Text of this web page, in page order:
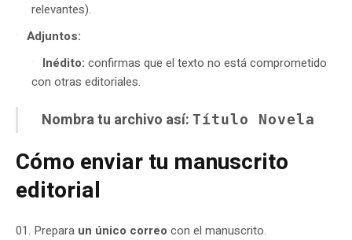
relevantes).
Adjuntos:
Inédito: confirmas que el texto no está comprometido
con otras editoriales.
Nombra tu archivo así: Título Novela
Cómo enviar tu manuscrito
editorial
Prepara un único correo con el manuscrito.